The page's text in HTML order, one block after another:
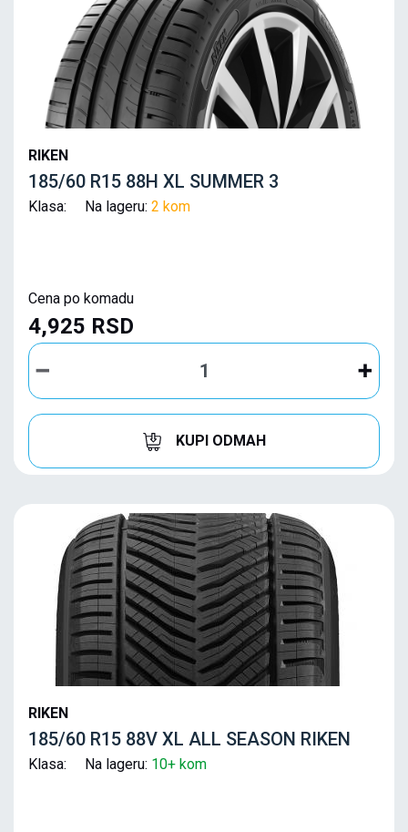
RIKEN
185/60 R15 88H XL SUMMER 3
Klasa: Na lageru: 2 kom
Cena po komadu
4,925 RSD
KUPI ODMAH
RIKEN
185/60 R15 88V XL ALL SEASON RIKEN
Klasa: Na lageru: 10+ kom